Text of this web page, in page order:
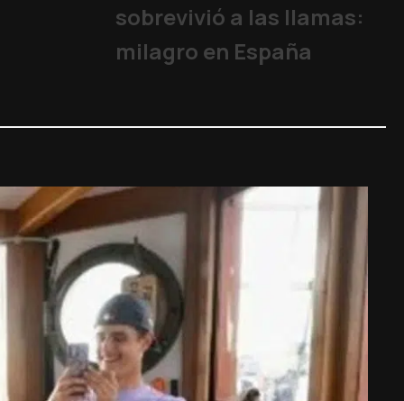
sobrevivió a las llamas:
milagro en España